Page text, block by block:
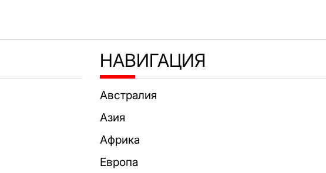
НАВИГАЦИЯ
Австралия
Азия
Африка
Европа